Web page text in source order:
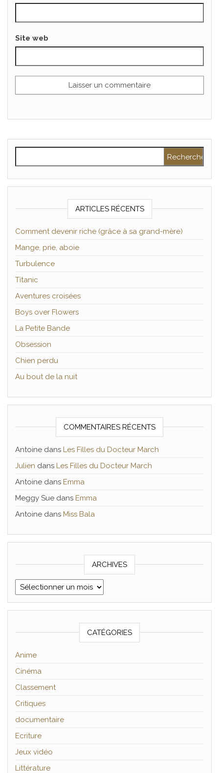
Site web
ARTICLES RÉCENTS
Comment devenir riche (grâce à sa grand-mère)
Mange, prie, aboie
Turbulence
Titanic
Aventures croisées
Boys over Flowers
La Petite Bande
Obsession
Chien perdu
Au bout de la nuit
COMMENTAIRES RÉCENTS
Antoine dans Les Filles du Docteur March
Julien dans Les Filles du Docteur March
Antoine dans Emma
Meggy Sue dans Emma
Antoine dans Miss Bala
ARCHIVES
Archives
CATÉGORIES
Anime
Cinéma
Classement
Critiques
documentaire
Ecriture
Jeux vidéo
Littérature